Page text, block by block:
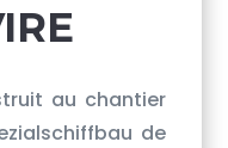
au chantier
de